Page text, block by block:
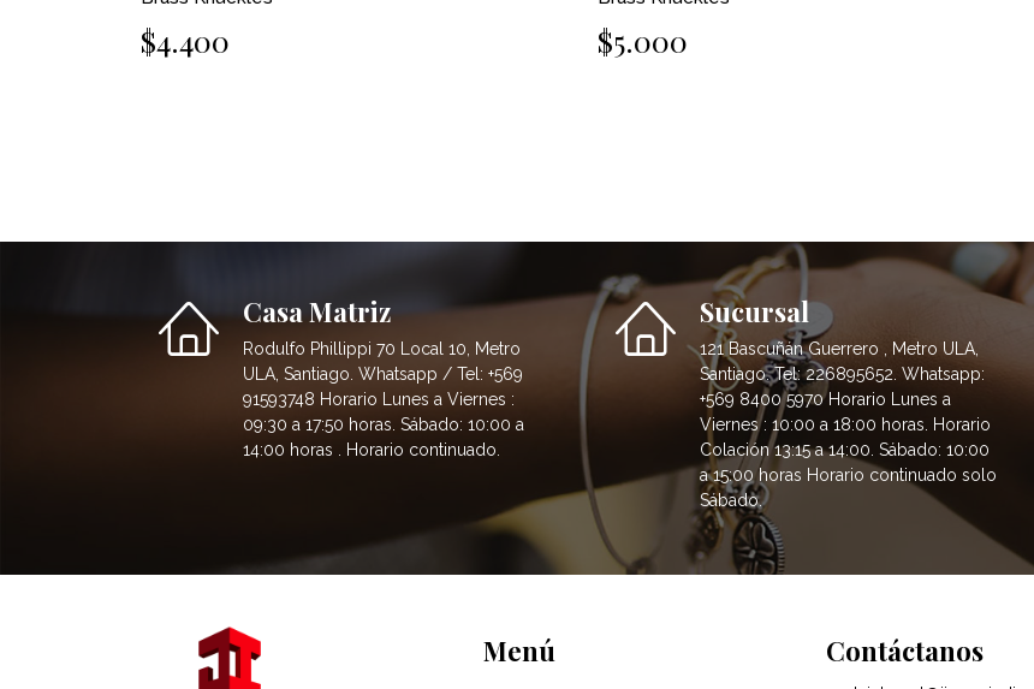
$4.400 $5.000
Casa Matriz
Rodulfo Phillippi 70 Local 10, Metro
ULA, Santiago. Whatsapp / Tel: +569
91593748 Horario Lunes a Viernes :
09:30 a 17:50 horas. Sábado: 10:00 a
14:00 horas . Horario continuado.
Sucursal
121 Bascuñán Guerrero , Metro ULA,
Santiago. Tel: 226895652. Whatsapp:
+569 8400 5970 Horario Lunes a
Viernes : 10:00 a 18:00 horas. Horario
Colación 13:15 a 14:00. Sábado: 10:00
a 15:00 horas Horario continuado solo
Sábado.
Menú Contáctanos